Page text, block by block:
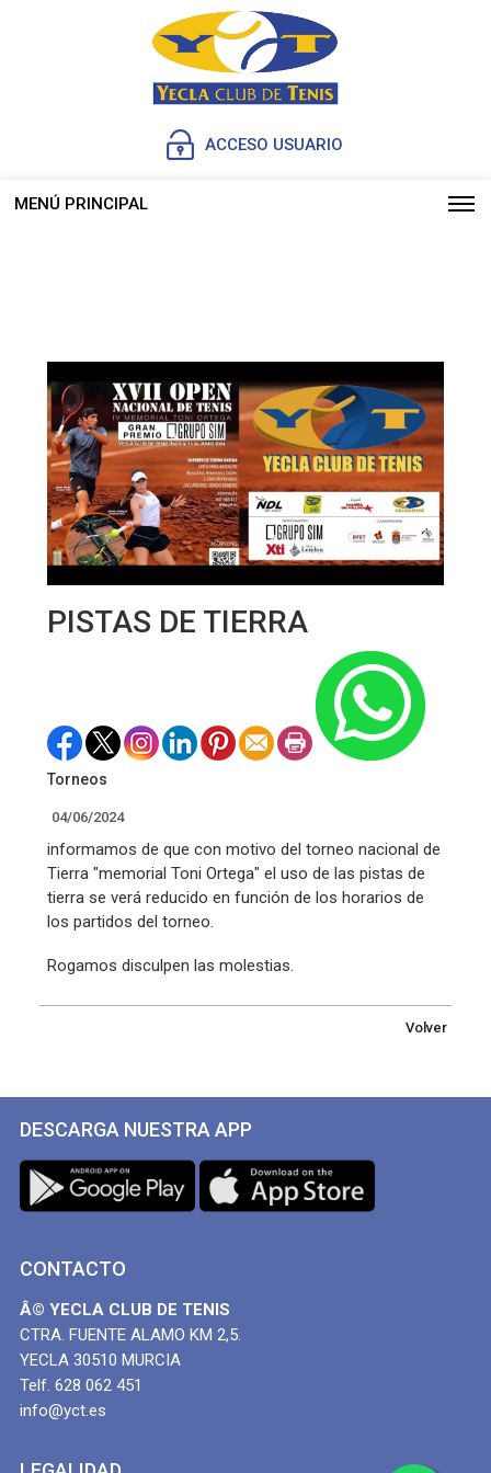
ACCESO USUARIO
MENÚ PRINCIPAL
PISTAS DE TIERRA
Torneos
04/06/2024
informamos de que con motivo del torneo nacional de
Tierra "memorial Toni Ortega" el uso de las pistas de
tierra se verá reducido en función de los horarios de
los partidos del torneo.
Rogamos disculpen las molestias.
Volver
DESCARGA NUESTRA APP
CONTACTO
Â© YECLA CLUB DE TENIS
CTRA. FUENTE ALAMO KM 2,5.
YECLA 30510 MURCIA
Telf. 628 062 451
info@yct.es